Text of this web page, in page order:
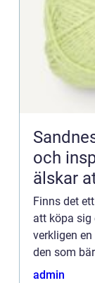
Sandnes garn
och
älskar
Finns det
att köpa sig
verkligen
den som
festlig,
admin